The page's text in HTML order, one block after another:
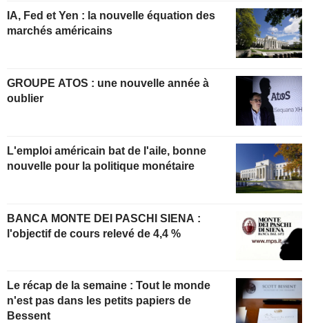
IA, Fed et Yen : la nouvelle équation des
marchés américains
GROUPE ATOS : une nouvelle année à
oublier
L'emploi américain bat de l'aile, bonne
nouvelle pour la politique monétaire
BANCA MONTE DEI PASCHI SIENA :
l'objectif de cours relevé de 4,4 %
Le récap de la semaine : Tout le monde
n'est pas dans les petits papiers de
Bessent